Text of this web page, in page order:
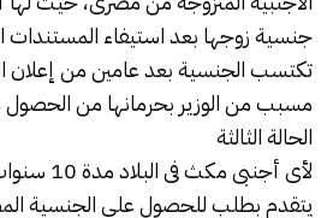
جنسية زوجها بعد استيفاء المستندات
تكتسب الجنسية بعد عامين من إعلان
مسبب من الوزير بحرمانها من
الحالة الثالثة
لأى أجنبى
يتقدم بطلب للحصول على الجنسية